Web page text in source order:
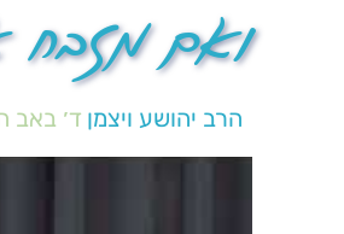
ואם מזבח
הרב יהושע ויצמן ד׳ באב